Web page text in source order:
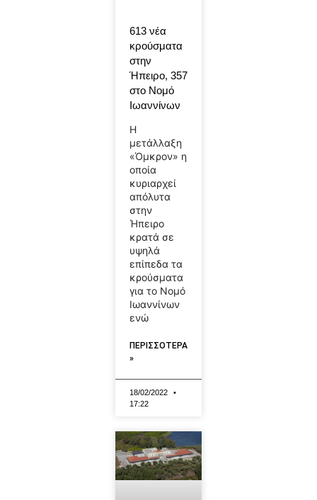
613 νέα
κρούσματα
στην
Ήπειρο, 357
στο Νομό
Ιωαννίνων
Η
μετάλλαξη
«Όμκρον» η
οποία
κυριαρχεί
απόλυτα
στην
Ήπειρο
κρατά σε
υψηλά
επίπεδα τα
κρούσματα
για το Νομό
Ιωαννίνων
ενώ
ΠΕΡΙΣΣΟΤΕΡΑ
»
18/02/2022
17:22